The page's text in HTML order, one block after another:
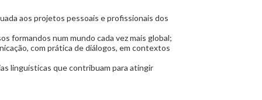
aos projetos pessoais e profissionais dos
formandos num mundo cada vez mais global;
com prática de diálogos, em contextos
linguísticas que contribuam para atingir